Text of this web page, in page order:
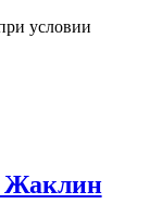
условии
Жаклин